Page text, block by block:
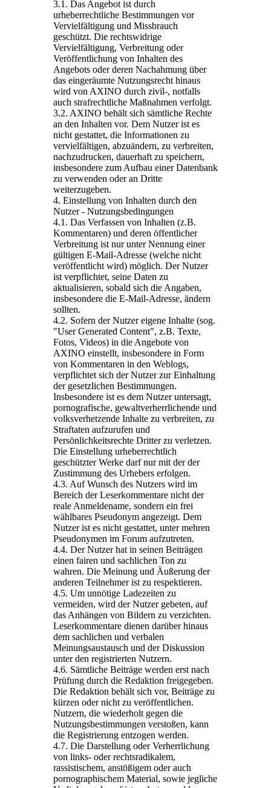
3.1. Das Angebot ist durch
urheberrechtliche Bestimmungen vor
Vervielfältigung und Missbrauch
geschützt. Die rechtswidrige
Vervielfältigung, Verbreitung oder
Veröffentlichung von Inhalten des
Angebots oder deren Nachahmung über
das eingeräumte Nutzungsrecht hinaus
wird von AXINO durch zivil-, notfalls
auch strafrechtliche Maßnahmen verfolgt.
3.2. AXINO behält sich sämtliche Rechte
an den Inhalten vor. Dem Nutzer ist es
nicht gestattet, die Informationen zu
vervielfältigen, abzuändern, zu verbreiten,
nachzudrucken, dauerhaft zu speichern,
insbesondere zum Aufbau einer Datenbank
zu verwenden oder an Dritte
weiterzugeben.
4. Einstellung von Inhalten durch den
Nutzer - Nutzungsbedingungen
4.1. Das Verfassen von Inhalten (z.B.
Kommentaren) und deren öffentlicher
Verbreitung ist nur unter Nennung einer
gültigen E-Mail-Adresse (welche nicht
veröffentlicht wird) möglich. Der Nutzer
ist verpflichtet, seine Daten zu
aktualisieren, sobald sich die Angaben,
insbesondere die E-Mail-Adresse, ändern
sollten.
4.2. Sofern der Nutzer eigene Inhalte (sog.
"User Generated Content", z.B. Texte,
Fotos, Videos) in die Angebote von
AXINO einstellt, insbesondere in Form
von Kommentaren in den Weblogs,
verpflichtet sich der Nutzer zur Einhaltung
der gesetzlichen Bestimmungen.
Insbesondere ist es dem Nutzer untersagt,
pornografische, gewaltverherrlichende und
volksverhetzende Inhalte zu verbreiten, zu
Straftaten aufzurufen und
Persönlichkeitsrechte Dritter zu verletzen.
Die Einstellung urheberrechtlich
geschützter Werke darf nur mit der der
Zustimmung des Urhebers erfolgen.
4.3. Auf Wunsch des Nutzers wird im
Bereich der Leserkommentare nicht der
reale Anmeldename, sondern ein frei
wählbares Pseudonym angezeigt. Dem
Nutzer ist es nicht gestattet, unter mehren
Pseudonymen im Forum aufzutreten.
4.4. Der Nutzer hat in seinen Beiträgen
einen fairen und sachlichen Ton zu
wahren. Die Meinung und Äußerung der
anderen Teilnehmer ist zu respektieren.
4.5. Um unnötige Ladezeiten zu
vermeiden, wird der Nutzer gebeten, auf
das Anhängen von Bildern zu verzichten.
Leserkommentare dienen darüber hinaus
dem sachlichen und verbalen
Meinungsaustausch und der Diskussion
unter den registrierten Nutzern.
4.6. Sämtliche Beiträge werden erst nach
Prüfung durch die Redaktion freigegeben.
Die Redaktion behält sich vor, Beiträge zu
kürzen oder nicht zu veröffentlichen.
Nutzern, die wiederholt gegen die
Nutzungsbestimmungen verstoßen, kann
die Registrierung entzogen werden.
4.7. Die Darstellung oder Verherrlichung
von links- oder rechtsradikalem,
rassistischem, anstößigem oder auch
pornographischem Material, sowie jegliche